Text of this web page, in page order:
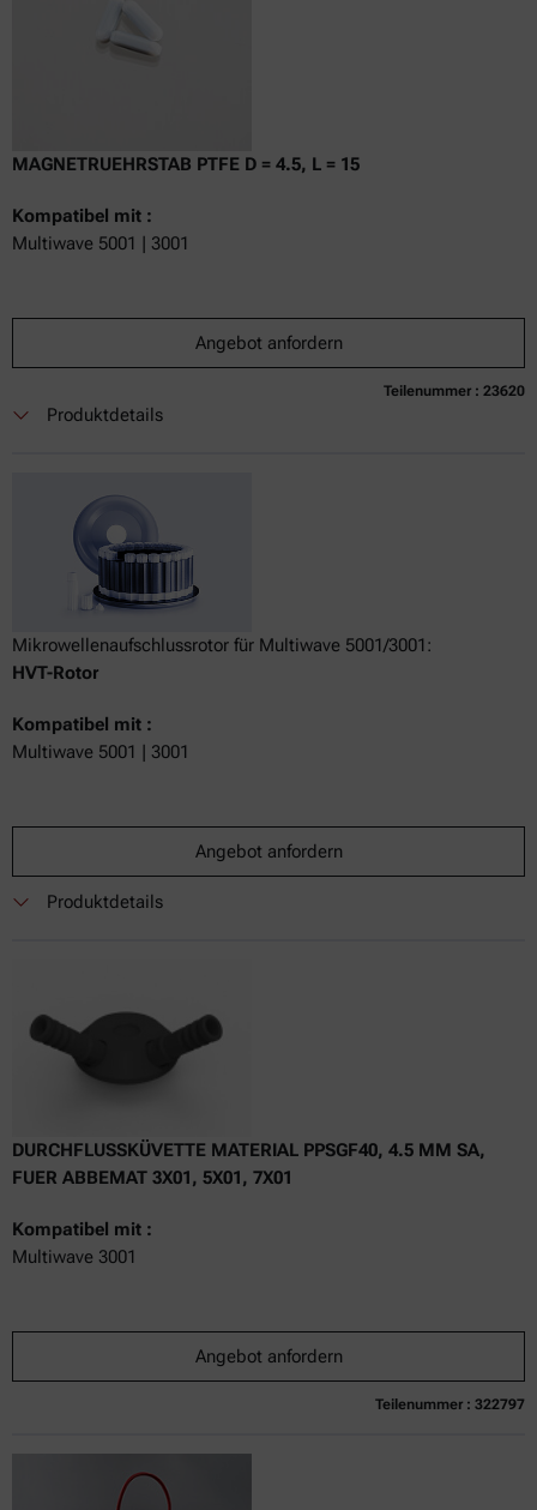
MAGNETRUEHRSTAB PTFE D = 4.5, L = 15
Kompatibel mit :
Multiwave 5001 | 3001
Angebot anfordern
Teilenummer : 23620
Produktdetails
Mikrowellenaufschlussrotor für Multiwave 5001/3001:
HVT-Rotor
Kompatibel mit :
Multiwave 5001 | 3001
Angebot anfordern
Produktdetails
DURCHFLUSSKÜVETTE MATERIAL PPSGF40, 4.5 MM SA,
FUER ABBEMAT 3X01, 5X01, 7X01
Kompatibel mit :
Multiwave 3001
Angebot anfordern
Teilenummer : 322797